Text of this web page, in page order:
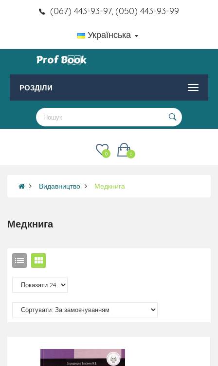
(067) 443-93-97, (050) 443-93-99
Українська
РОЗДІЛИ
0
0
Видавництво Медкнига
Медкнига